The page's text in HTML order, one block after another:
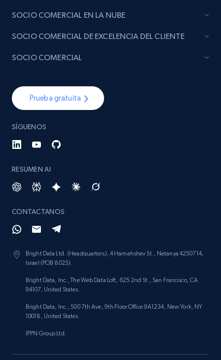
Prueba gratuita
SÍGUENOS
RESUMEN AI
CONTACTANOS
Bright Data Ltd. (Headquarters), 4 Hamahshev St., Netanya 4250714,
Israel (POB 8025).
Bright Data, Inc., The Web Data Loft, 625 2nd St., San Francisco, CA
94107, United States.
Bright Data, Inc., 500 7th Ave, 9th Floor Office 9A1234, New York, NY
10018, United States.
IPPN Group Ltd.
SOCIO COMERCIAL EN LA NUBE
SOCIO COMERCIAL DE EXCELENCIA DEL CLIENTE
SOCIO COMERCIAL